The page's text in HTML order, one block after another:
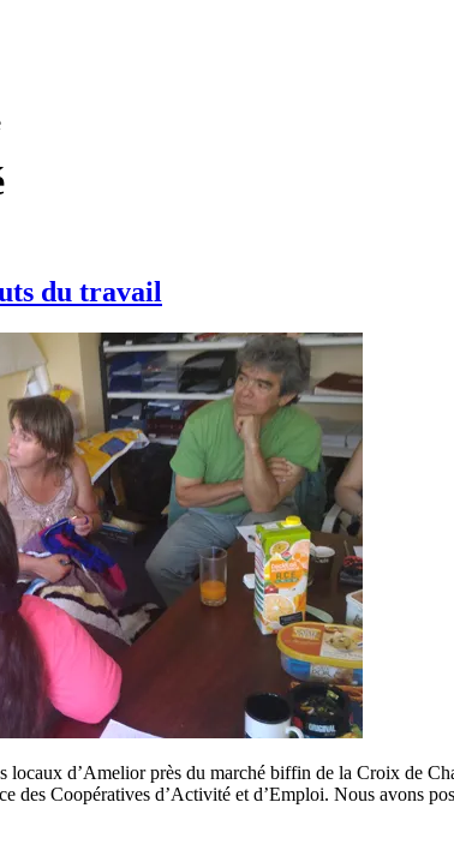
du travail
locaux d’Amelior près du marché biffin de la Croix de
des Coopératives d’Activité et d’Emploi. Nous avons